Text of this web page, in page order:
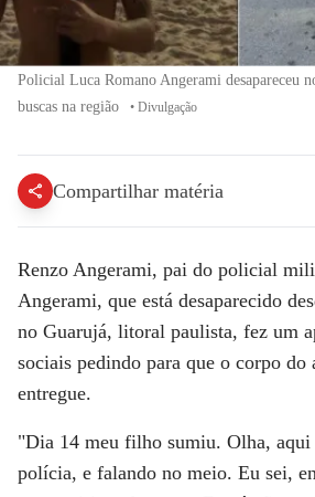
Policial Luca Romano Angerami desapareceu
buscas na região
• Divulgação
Compartilhar matéria
Renzo Angerami, pai do policial
Angerami, que está desaparecido
no Guarujá, litoral paulista, fez um
sociais pedindo para que o corpo do
entregue.
"Dia 14 meu filho sumiu. Olha, aqui
polícia, e falando no meio. Eu sei,